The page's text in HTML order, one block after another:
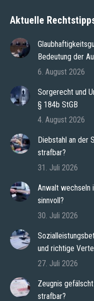
Aktuelle
Bedeutung der
6. August 2026
Sorgerecht und
§ 184b StGB
4. August 2026
Diebstahl an der
strafbar?
31. Juli 2026
Anwalt wechseln
sinnvoll?
30. Juli 2026
und richtige
27. Juli 2026
Zeugnis
strafbar?